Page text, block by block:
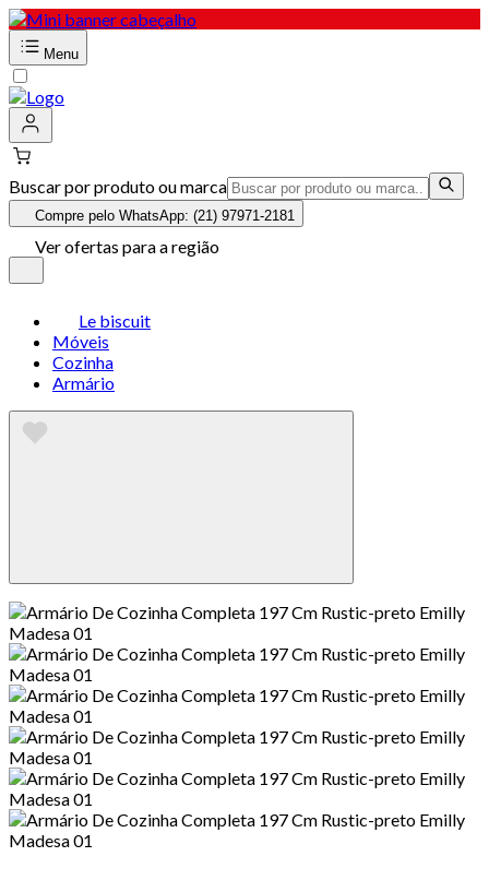
Menu
Buscar por produto ou marca
Compre pelo WhatsApp: (21) 97971-2181
Ver ofertas para a região
Le biscuit
Móveis
Cozinha
Armário